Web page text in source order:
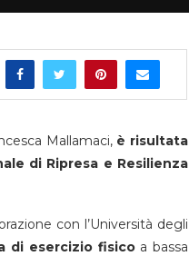
Mallamaci,è risultata
di Ripresa e Resilienza
con l’Università degli
di esercizio fisicoa bassa